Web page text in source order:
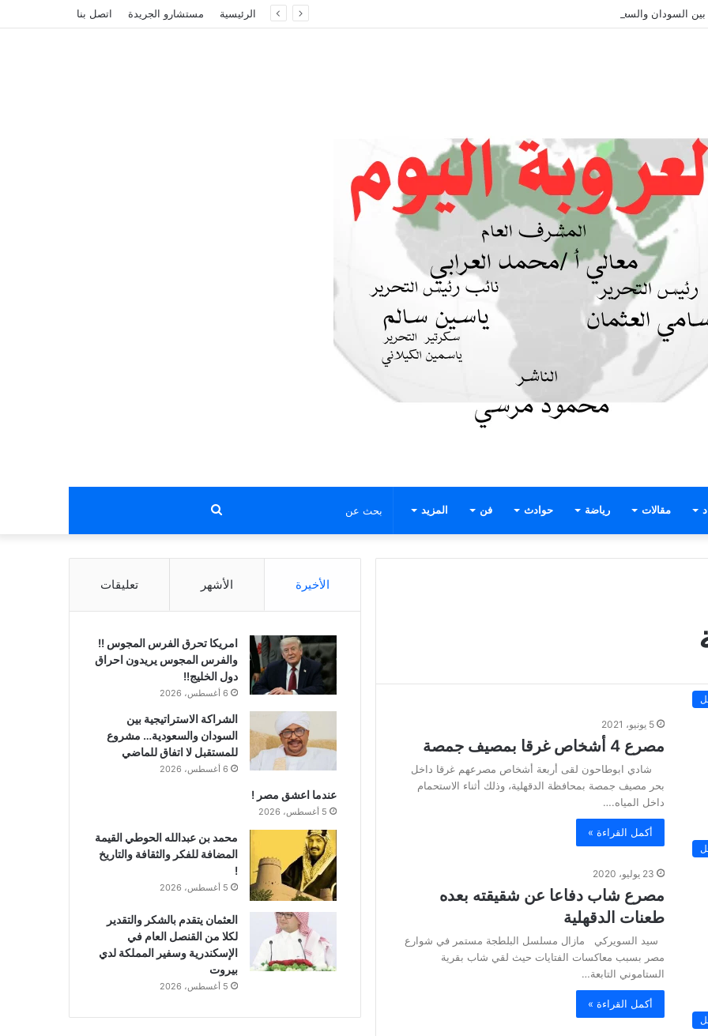
بين السودان والسعودية… مشروع للمستقبل لا اتفاق للماضي الرئيسية مستشارو الجريدة اتصل بنا
مقالات رياضة حوادث فن المزيد بحث
عن
5 يونيو، 2021
مصرع 4 أشخاص غرقا بمصيف جمصة
شادي ابوطاحون لقى أربعة أشخاص مصرعهم غرقا داخل
بحر مصيف جمصة بمحافظة الدقهلية، وذلك أثناء الاستحمام
داخل المياه.…
أكمل القراءة »
23 يوليو، 2020
مصرع شاب دفاعا عن شقيقته بعده
طعنات الدقهلية
سيد السويركي مازال مسلسل البلطجة مستمر في شوارع
مصر بسبب معاكسات الفتايات حيث لقي شاب بقرية
الستاموني التابعة…
أكمل القراءة »
الأخيرة الأشهر تعليقات
امريكا تحرق الفرس المجوس !!
والفرس المجوس يريدون احراق
دول الخليج!!
6 أغسطس، 2026
الشراكة الاستراتيجية بين
السودان والسعودية… مشروع
للمستقبل لا اتفاق للماضي
6 أغسطس، 2026
عندما اعشق مصر !
5 أغسطس، 2026
محمد بن عبدالله الحوطي القيمة
المضافة للفكر والثقافة والتاريخ
!
5 أغسطس، 2026
العثمان يتقدم بالشكر والتقدير
لكلا من القنصل العام في
الإسكندرية وسفير المملكة لدي
بيروت
5 أغسطس، 2026